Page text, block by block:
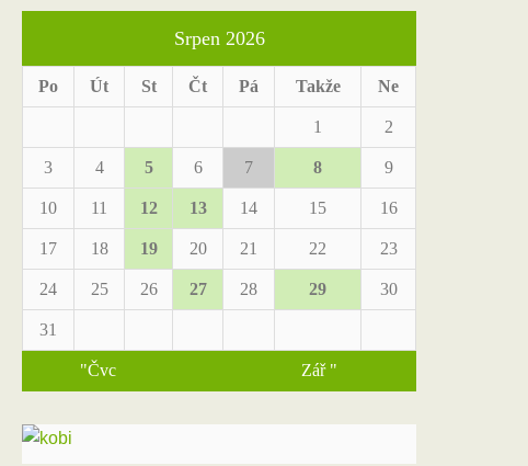
Srpen 2026
Po Út St Čt Pá Takže Ne
1 2
3 4 5 6 7 8 9
10 11 12 13 14 15 16
17 18 19 20 21 22 23
24 25 26 27 28 29 30
31
"Čvc Zář "